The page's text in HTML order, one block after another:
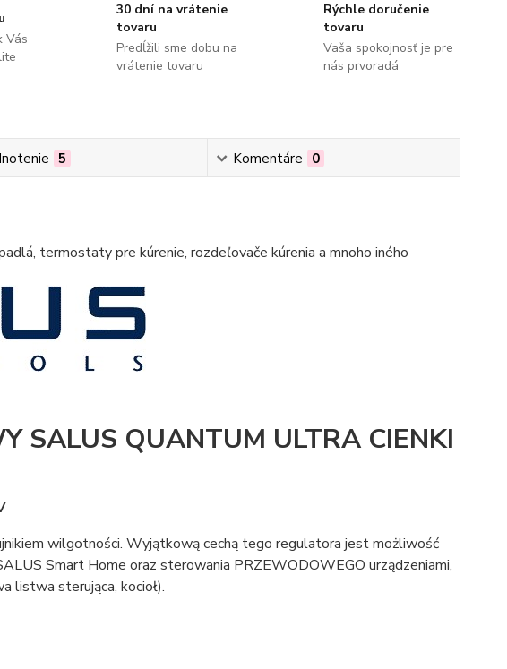
Vás
30 dní na vrátenie
tovaru
Predĺžili sme dobu na
vrátenie tovaru
Rýchle doručenie
tovaru
Vaša spokojnosť je pre
nás prvoradá
5 Komentáre 0
termostaty pre kúrenie, rozdeľovače kúrenia a mnoho iného
SALUS QUANTUM ULTRA CIENKI
wilgotności. Wyjątkową cechą tego regulatora jest możliwość
Smart Home oraz sterowania PRZEWODOWEGO urządzeniami,
listwa sterująca, kocioł).